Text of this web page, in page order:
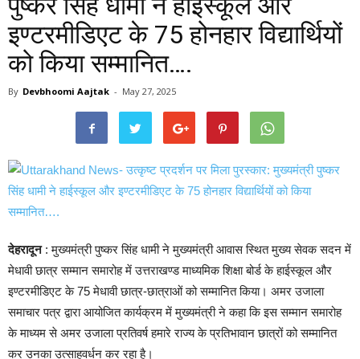
इण्टरमीडिएट के 75 होनहार विद्यार्थियों
को किया सम्मानित….
By Devbhoomi Aajtak - May 27, 2025
देहरादून: मुख्यमंत्री पुष्कर सिंह धामी ने मुख्यमंत्री आवास स्थित मुख्य सेवक सदन में
मेधावी छात्र सम्मान समारोह में उत्तराखण्ड माध्यमिक शिक्षा बोर्ड के हाईस्कूल और
इण्टरमीडिएट के 75 मेधावी छात्र-छात्राओं को सम्मानित किया। अमर उजाला
समाचार पत्र द्वारा आयोजित कार्यक्रम में मुख्यमंत्री ने कहा कि इस सम्मान समारोह
के माध्यम से अमर उजाला प्रतिवर्ष हमारे राज्य के प्रतिभावान छात्रों को सम्मानित
कर उनका उत्साहवर्धन कर रहा है।